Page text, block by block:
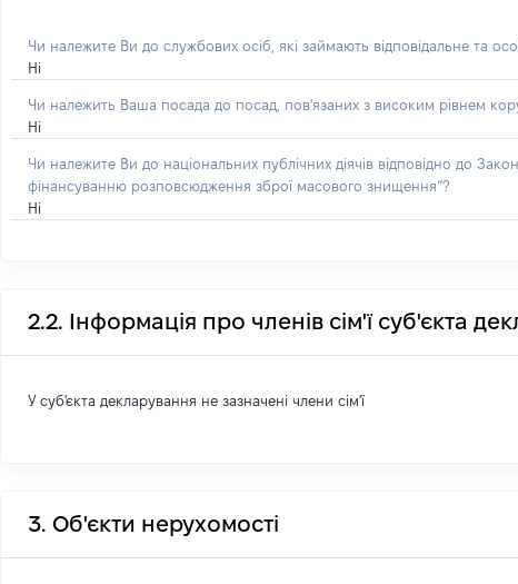
Чи належите Ви до службових осіб, які займають відповідальне та
Ні
Чи належить Ваша посада до посад, пов'язаних з високим рівнем
Ні
Чи належите Ви до національних публічних діячів відповідно до
фінансуванню розповсюдження зброї масового знищення”?
Ні
2.2. Інформація про членів сім'ї суб'єкта
У суб'єкта декларування не зазначені члени сім'ї
3. Об'єкти нерухомості